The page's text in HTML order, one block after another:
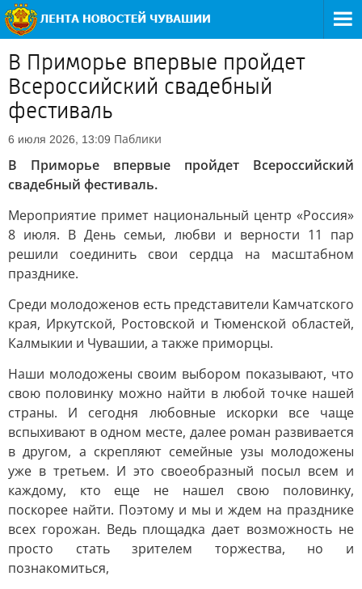
В Приморье впервые пройдет
Всероссийский свадебный
фестиваль
6 июля 2026, 13:09 Паблики
В Приморье впервые пройдет Всероссийский
свадебный фестиваль.
Мероприятие примет национальный центр «Россия»
8 июля. В День семьи, любви и верности 11 пар
решили соединить свои сердца на масштабном
празднике.
Среди молодоженов есть представители Камчатского
края, Иркутской, Ростовской и Тюменской областей,
Калмыкии и Чувашии, а также приморцы.
Наши молодожены своим выбором показывают, что
свою половинку можно найти в любой точке нашей
страны. И сегодня любовные искорки все чаще
вспыхивают в одном месте, далее роман развивается
в другом, а скрепляют семейные узы молодожены
уже в третьем. И это своеобразный посыл всем и
каждому, кто еще не нашел свою половинку,
поскорее найти. Поэтому и мы и ждем на празднике
всех горожан. Ведь площадка дает возможность не
просто стать зрителем торжества, но и
познакомиться,